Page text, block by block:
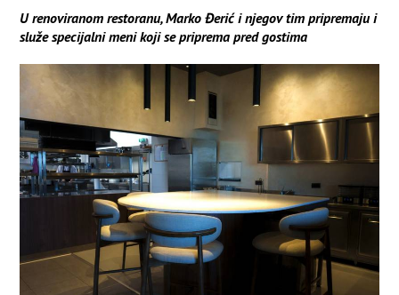
U renoviranom restoranu, Marko Đerić i njegov tim pripremaju i
služe specijalni meni koji se priprema pred gostima